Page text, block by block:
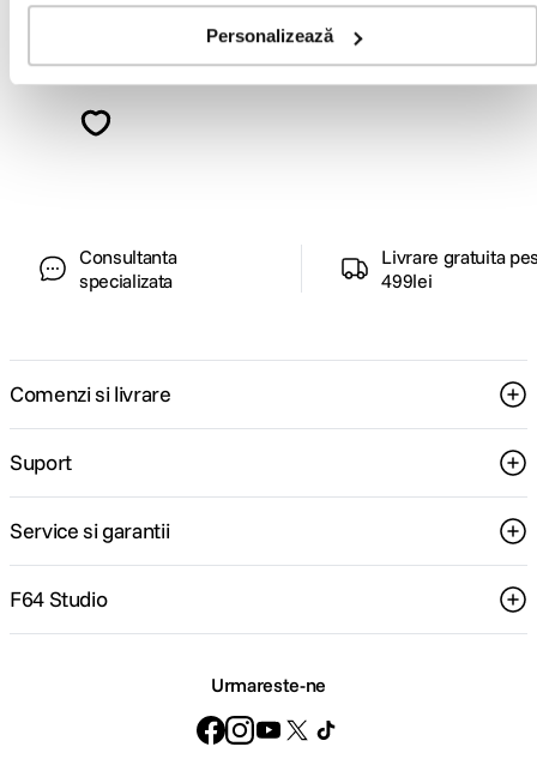
Personalizează
Alatura-te comunitatii creatorilor
Consultanta
specializata
Livrare gratuita
499lei
Comenzi si livrare
Suport
Service si garantii
F64 Studio
Urmareste-ne